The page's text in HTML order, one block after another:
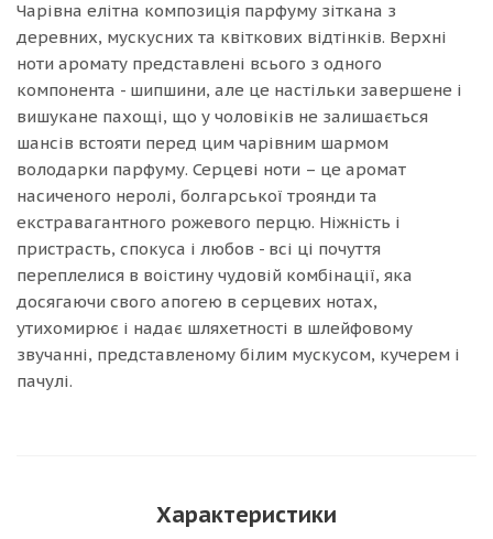
Чарівна елітна композиція парфуму зіткана з
деревних, мускусних та квіткових відтінків. Верхні
ноти аромату представлені всього з одного
компонента - шипшини, але це настільки завершене і
вишукане пахощі, що у чоловіків не залишається
шансів встояти перед цим чарівним шармом
володарки парфуму. Серцеві ноти – це аромат
насиченого неролі, болгарської троянди та
екстравагантного рожевого перцю. Ніжність і
пристрасть, спокуса і любов - всі ці почуття
переплелися в воістину чудовій комбінації, яка
досягаючи свого апогею в серцевих нотах,
утихомирює і надає шляхетності в шлейфовому
звучанні, представленому білим мускусом, кучерем і
пачулі.
Характеристики